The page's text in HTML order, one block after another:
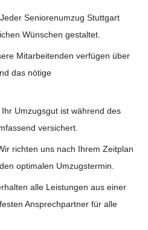
Jeder Seniorenumzug Stuttgart
Wünschen gestaltet.
Mitarbeitenden verfügen über
das nötige
Ihr Umzugsgut ist während des
versichert.
richten uns nach Ihrem Zeitplan
optimalen Umzugstermin.
alle Leistungen aus einer
Ansprechpartner für alle